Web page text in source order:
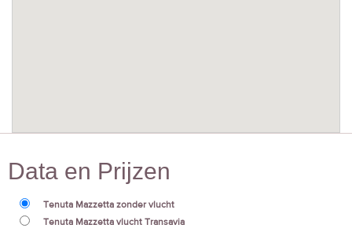
Data en Prijzen
Tenuta Mazzetta zonder vlucht
Tenuta Mazzetta vlucht Transavia